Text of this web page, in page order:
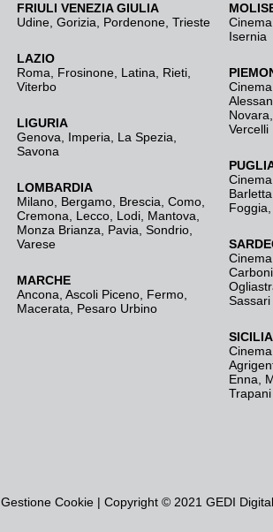
FRIULI VENEZIA GIULIA
Udine Gorizia Pordenone Trieste
LAZIO
Roma
Frosinone Latina Rieti
Viterbo
LIGURIA
Genova
Imperia La Spezia
Savona
LOMBARDIA
Milano Bergamo Brescia, Como
Cremona
Lecco Lodi Mantova
Monza Brianza
Pavia Sondrio
Varese
MARCHE
Ancona Ascoli Piceno Fermo
Macerata
Pesaro Urbino
Isernia
Novara
Vercelli
Foggia
Sassari
SICILIA
Enna
Trapani
Gestione Cookie | Copyright © 2021 GEDI